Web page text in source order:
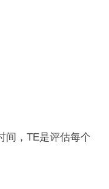
间，TE是评估每个